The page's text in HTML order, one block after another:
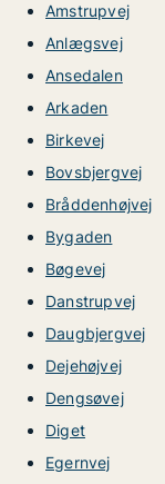
Amstrupvej
Anlægsvej
Ansedalen
Arkaden
Birkevej
Bovsbjergvej
Bråddenhøjvej
Bygaden
Bøgevej
Danstrupvej
Daugbjergvej
Dejehøjvej
Dengsøvej
Diget
Egernvej